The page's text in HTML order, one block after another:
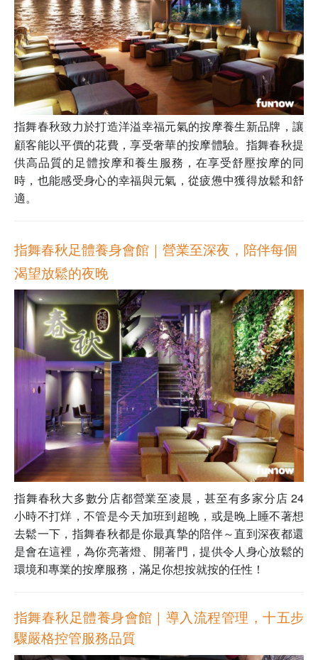
指舞春秋致力於打造洋溢幸福元氣的按摩養生新品牌，讓
顧客能以平價的花費，享受奢華的按摩體驗。指舞春秋提
供高品質的足體按摩和養生服務，在享受舒壓按摩的同
時，也能感受身心的幸福與元氣，從疲憊中獲得放鬆和舒
適。
指舞春秋足體養身會館｜營業至深夜，陪伴每個
渴望放鬆的夜晚
指舞春秋大多數分店都營業至凌晨，甚至有多家分店 24
小時不打烊，不管是今天加班到超晚，或是晚上睡不著想
去鬆一下，指舞春秋都是你最真摯的陪伴～直到深夜都還
是會在這裡，為你亮著燈、開著門，提供令人身心放鬆的
環境和專業的按摩服務，滿足你想按就按的任性！
指舞春秋足體養身會館｜導入流程管理，十五步
驟嚴格控管服務品質